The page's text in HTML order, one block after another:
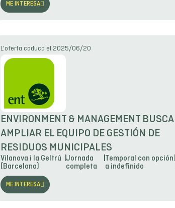
ME INTERESA
L'oferta caduca el 2025/06/20
ENVIRONMENT & MANAGEMENT BUSCA
AMPLIAR EL EQUIPO DE GESTIÓN DE
RESIDUOS MUNICIPALES
Vilanova i la Geltrú
(Barcelona)
Jornada
completa
Temporal con opción
a indefinido
ME INTERESA